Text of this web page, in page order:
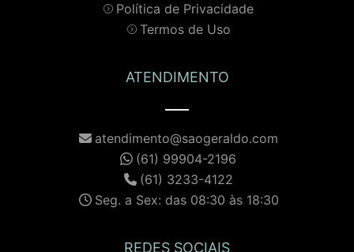
Política de Privacidade
Termos de Uso
ATENDIMENTO
atendimento@saogeraldo.com
(61) 99904-2196
(61) 3233-4122
Seg. a Sex: das 08:30 às 18:30
REDES SOCIAIS